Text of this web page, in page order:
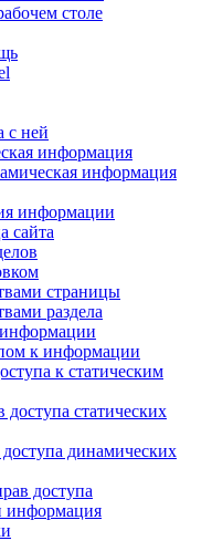
столе
с ней
информация
информация
информации
сайта
страницы
раздела
к информации
к статическим
статических
динамических
доступа
информация